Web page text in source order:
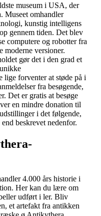
museum i USA, der
Museet omhandler
kunstig intelligens
gennem tiden. Det blev
computere og robotter fra
moderne versioner.
gør det i den grad et
lige forventer at støde på i
fra besøgende,
Det er gratis at besøge
en mindre donation til
i det følgende,
beskrevet nedenfor.
4.000 års historie i
Her kan du lære om
udført i ler. Bliv
et artefakt fra antikken